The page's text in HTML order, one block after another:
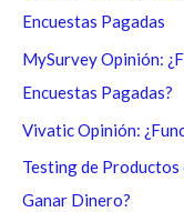
r
p
o
Encuestas Pagadas
MySurvey Opinión:
Encuestas Pagadas?
Vivatic Opinión:
Testing de Productos
Ganar Dinero?